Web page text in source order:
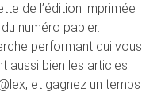
de l’édition imprimée
numéro papier.
performant qui vous
aussi bien les articles
et gagnez un temps